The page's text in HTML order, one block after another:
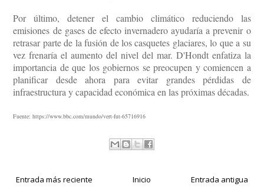
Por último, detener el cambio climático reduciendo las
emisiones de gases de efecto invernadero ayudaría a prevenir o
retrasar parte de la fusión de los casquetes glaciares, lo que a su
vez frenaría el aumento del nivel del mar. D'Hondt enfatiza la
importancia de que los gobiernos se preocupen y comiencen a
planificar desde ahora para evitar grandes pérdidas de
infraestructura y capacidad económica en las próximas décadas.
Fuente: https://www.bbc.com/mundo/vert-fut-65716916
Entrada más reciente Entrada antigua
Inicio